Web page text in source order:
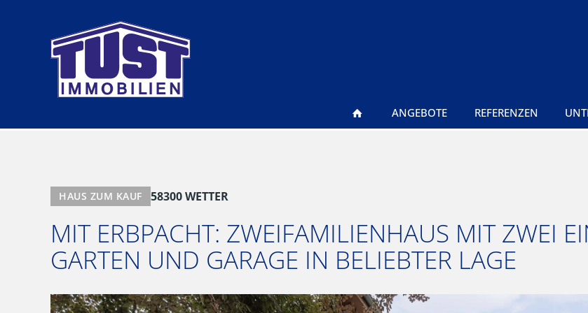
ANGEBOTE REFERENZEN
HAUS ZUM KAUF 58300 WETTER
MIT ERBPACHT: ZWEIFAMILIENHAUS MIT ZWEI
GARTEN UND GARAGE IN BELIEBTER LAGE